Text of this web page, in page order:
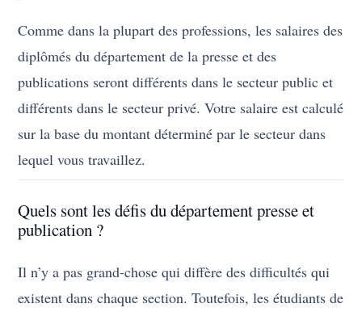
Comme dans la plupart des professions, les salaires des
diplômés du département de la presse et des
publications seront différents dans le secteur public et
différents dans le secteur privé. Votre salaire est calculé
sur la base du montant déterminé par le secteur dans
lequel vous travaillez.
Quels sont les défis du département presse et
publication ?
Il n’y a pas grand-chose qui diffère des difficultés qui
existent dans chaque section. Toutefois, les étudiants de